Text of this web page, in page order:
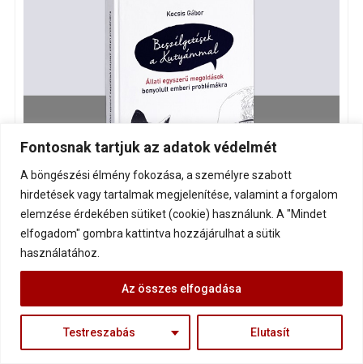
Fontosnak tartjuk az adatok védelmét
A böngészési élmény fokozása, a személyre szabott
hirdetések vagy tartalmak megjelenítése, valamint a forgalom
elemzése érdekében sütiket (cookie) használunk. A "Mindet
elfogadom" gombra kattintva hozzájárulhat a sütik
használatához.
Testreszabás Elutasít
Az összes elfogadása
Írásaim